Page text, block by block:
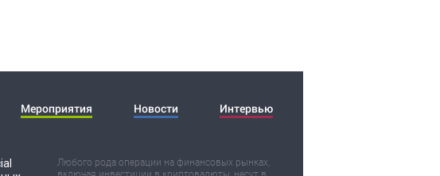
Мероприятия Новости Интервью
Любого рода операции на финансовых рынках,